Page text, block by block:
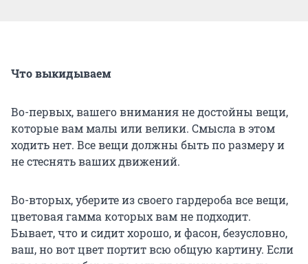
Что выкидываем
Во-первых, вашего внимания не достойны вещи,
которые вам малы или велики. Смысла в этом
ходить нет. Все вещи должны быть по размеру и
не стеснять ваших движений.
Во-вторых, уберите из своего гардероба все вещи,
цветовая гамма которых вам не подходит.
Бывает, что и сидит хорошо, и фасон, безусловно,
ваш, но вот цвет портит всю общую картину. Если